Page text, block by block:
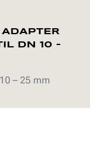
DN 10 –
– 25 mm